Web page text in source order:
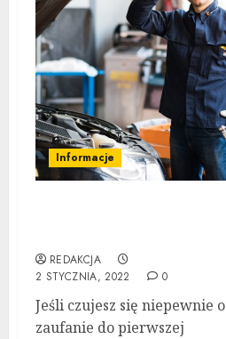
Informacje
REDAKCJA
2 STYCZNIA, 2022
0
Jeśli czujesz się niepewnie o
zaufanie do pierwszej